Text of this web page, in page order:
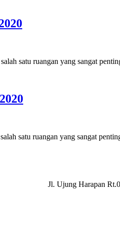
satu ruangan yang sangat
satu ruangan yang sangat
Jl. Ujung Harapan